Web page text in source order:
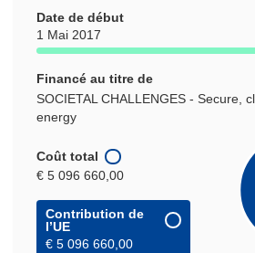
Date de début
1 Mai 2017
Financé au titre de
SOCIETAL CHALLENGES - Secure,
energy
Coût total
€ 5 096 660,00
Contribution de
l’UE
€ 5 096 660,00